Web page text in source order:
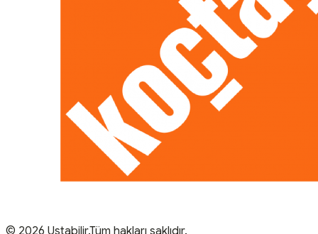
© 2026 Ustabilir.Tüm hakları saklıdır.